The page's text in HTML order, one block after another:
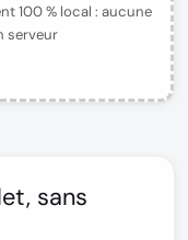
100 % local : aucune
serveur
sans